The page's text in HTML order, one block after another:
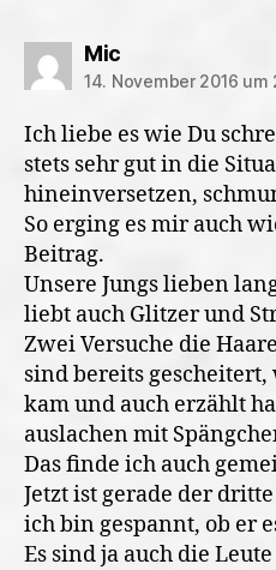
Micsagt:
14. November 2016 um
Ich liebe es wie Du
stets sehr gut in die
hineinversetzen,
So erging es mir auch
Beitrag.
Unsere Jungs lieben
liebt auch Glitzer und
Zwei Versuche die
sind bereits gescheitert,
kam und auch erzählt
auslachen mit
Das finde ich auch
Jetzt ist gerade der
ich bin gespannt, ob er
Es sind ja auch die